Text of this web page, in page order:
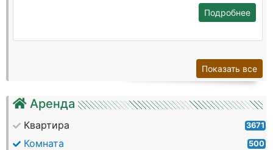
Аренда
Квартира 3671
Комната 500
Подробнее
Показать все